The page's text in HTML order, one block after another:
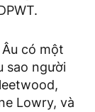
có một
sao người
Lowry, và